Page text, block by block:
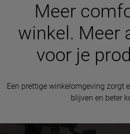
Meer
winkel. Meer
voor je
Een prettige winkelomgeving zorgt
blijven en beter